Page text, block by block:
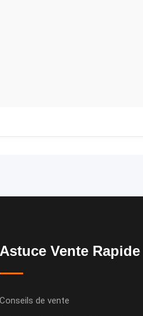
Astuce Vente Rapide
Conseils de vente